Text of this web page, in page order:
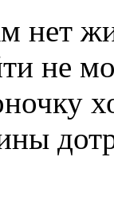
нет
не